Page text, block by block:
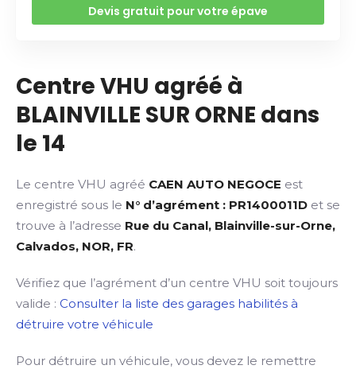
Devis gratuit pour votre épave
Centre VHU agréé à
BLAINVILLE SUR ORNE dans
le 14
Le centre VHU agréé CAEN AUTO NEGOCE est
enregistré sous le N° d’agrément : PR1400011D et se
trouve à l’adresse Rue du Canal, Blainville-sur-Orne,
Calvados, NOR, FR.
Vérifiez que l’agrément d’un centre VHU soit toujours
valide : Consulter la liste des garages habilités à
détruire votre véhicule
Pour détruire un véhicule, vous devez le remettre